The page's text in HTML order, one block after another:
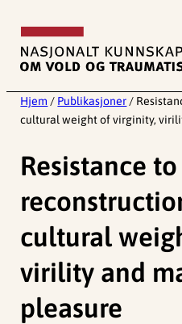
innhold
Hjem / Publikasjoner /
cultural weight of virginity,
Resistance to
cultural
virility and
pleasure